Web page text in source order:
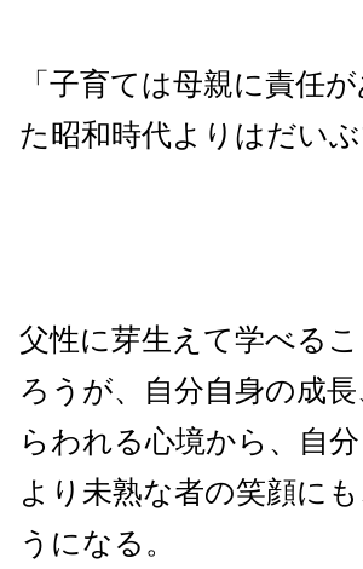
「子育ては母親に責任
た昭和時代よりはだい
父性に芽生えて学べる
ろうが、自分自身の成
らわれる心境から、自
より未熟な者の笑顔に
うになる。